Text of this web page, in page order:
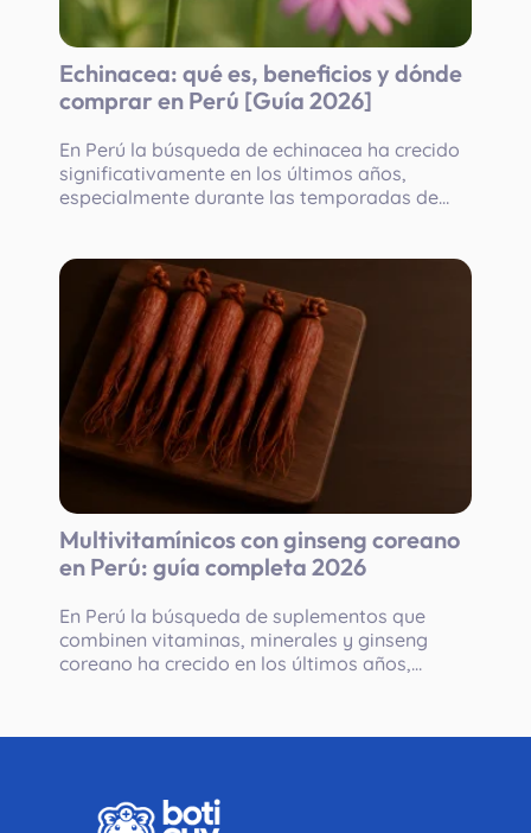
Echinacea: qué es, beneficios y dónde
comprar en Perú [Guía 2026]
En Perú la búsqueda de echinacea ha crecido
significativamente en los últimos años,
especialmente durante las temporadas de
Multivitamínicos con ginseng coreano
en Perú: guía completa 2026
En Perú la búsqueda de suplementos que
combinen vitaminas, minerales y ginseng
coreano ha crecido en los últimos años,